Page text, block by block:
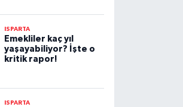
ISPARTA
Emekliler kaç yıl
yaşayabiliyor? İşte o
kritik rapor!
ISPARTA